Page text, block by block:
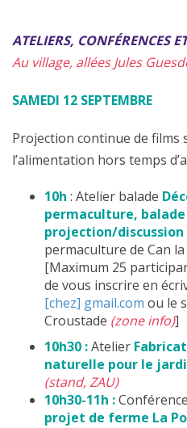
ATELIERS, CONFÉRENCES
Au village, allées Jules
SAMEDI 12 SEPTEMBRE
Projection continue de films
l’alimentation hors temps
10h : Atelier balade
permaculture,
projection/discussion
permaculture de Can
[Maximum 25
de vous inscrire en
[chez] gmail.com ou le
Croustade (zone info)]
10h30 :Atelier
naturelle pour le
(stand, ZAU)
10h30-11h :Conférence
projet de ferme La